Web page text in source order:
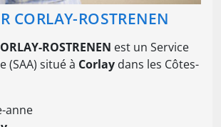
CORLAY-ROSTRENEN
ROSTRENEN est un Service
(SAA) situé à Corlay dans les Côtes-
anne